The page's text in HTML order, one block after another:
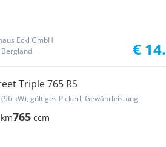
Eckl GmbH
€
Triple 765 RS
kW), gültiges Pickerl, Gewährleistung
km765 ccm